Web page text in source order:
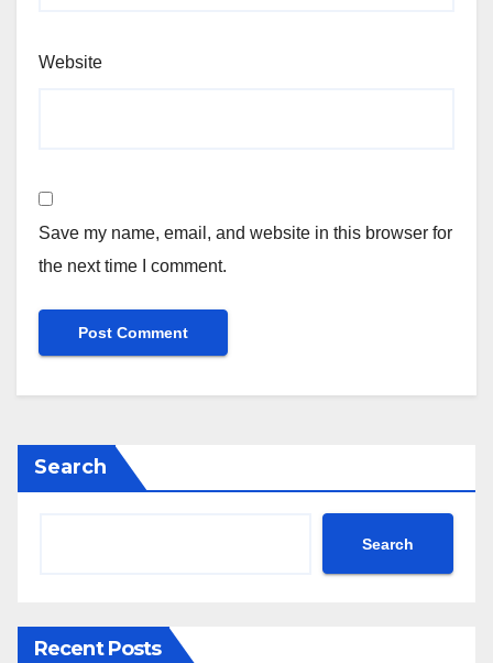
Website
Save my name, email, and website in this browser for
the next time I comment.
Search
Search
Recent Posts